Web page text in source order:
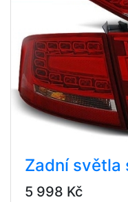
Zadní světla
5 998 Kč